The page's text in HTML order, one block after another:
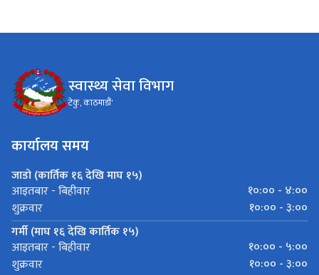
स्वास्थ्य सेवा विभाग
टेकु, काठमाडौं'
कार्यालय समय
जाडो (कार्तिक १६ देखि माघ १५)
आइतबार - बिहीवार
१०:०० - ४:००
शुक्रवार
१०:०० - ३:००
गर्मी (माघ १६ देखि कार्तिक १५)
आइतबार - बिहीवार
१०:०० - ५:००
शुक्रवार
१०:०० - ३:००